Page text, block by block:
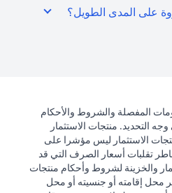
على المدى الطويل؟
المفصلة والشروط والأحكام
التحديد. منتجات الاستثمار
الاستثمار ليس مؤشرا على
تقلبات أسعار الصرف التي قد
والخزينة لشروط وأحكام منتجات
محل إقامته أو جنسيته أو محل